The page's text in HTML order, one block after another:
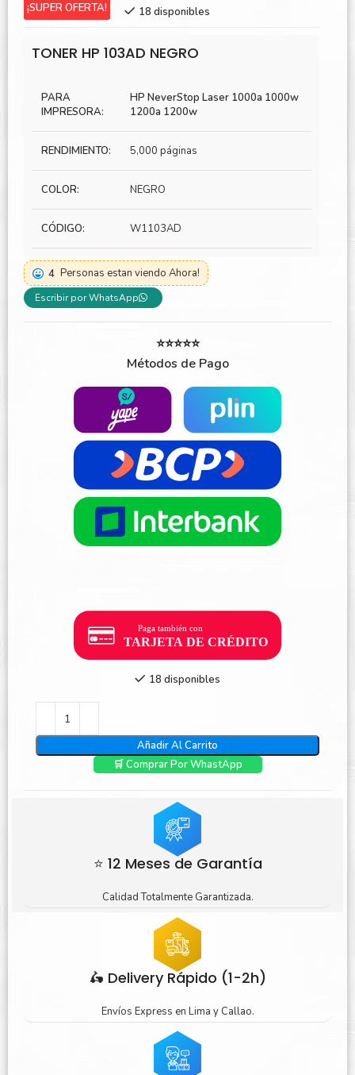
original
S/149.00.
¡SUPER OFERTA! 18 disponibles
TONER HP 103AD NEGRO
PARA
IMPRESORA:
HP NeverStop Laser 1000a 1000w
1200a 1200w
RENDIMIENTO: 5,000 páginas
COLOR: NEGRO
CÓDIGO: W1103AD
4 Personas estan viendo Ahora!
Escribir por WhatsApp
⭐⭐⭐⭐⭐
Métodos de Pago
18 disponibles
Añadir Al Carrito
🛒 Comprar Por WhastApp
⭐ 12 Meses de Garantía
Calidad Totalmente Garantizada.
🛵 Delivery Rápido (1-2h)
Envíos Express en Lima y Callao.